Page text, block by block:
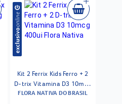
Kit 2 Ferrix Kids Ferro + 2
D-trix Vitamina D3 10mcg
400ui Flora Nativa
FLORA NATIVA DO BRASIL